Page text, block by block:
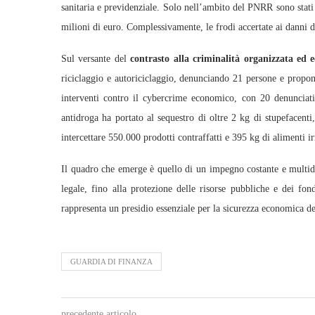
sanitaria e previdenziale. Solo nell’ambito del PNRR sono
milioni di euro. Complessivamente, le frodi accertate ai
Sul versante delcontrasto alla criminalità organizzata ed
riciclaggio e autoriciclaggio, denunciando 21 persone e
interventi contro il cybercrime economico, con 20
antidroga ha portato al sequestro di oltre 2 kg di
intercettare 550.000 prodotti contraffatti e 395 kg di alimenti
Il quadro che emerge è quello di un impegno costante e
legale, fino alla protezione delle risorse pubbliche e dei
rappresenta un presidio essenziale per la sicurezza economica
GUARDIA DI FINANZA